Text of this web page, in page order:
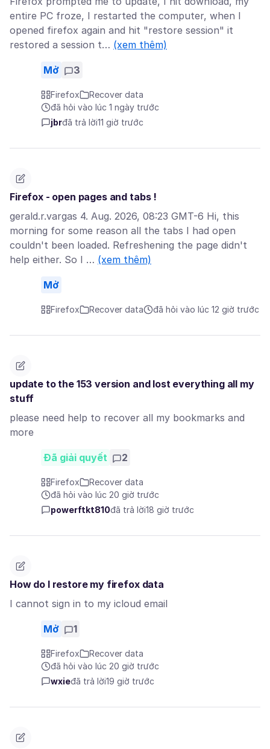
entire PC froze, I restarted the computer, when I
opened firefox again and hit "restore session" it
restored a session t… (xem thêm)
Mở 3
Firefox
Recover data
đã hỏi vào lúc 1 ngày trước
jbrđã trả lời11 giờ trước
Firefox - open pages and tabs !
gerald.r.vargas 4. Aug. 2026, 08:23 GMT-6 Hi, this
morning for some reason all the tabs I had open
couldn't been loaded. Refreshening the page didn't
help either. So I … (xem thêm)
Mở
Firefox Recover data đã hỏi vào lúc 12 giờ trước
update to the 153 version and lost everything all my
stuff
please need help to recover all my bookmarks and
more
Đã giải quyết 2
Firefox
Recover data
đã hỏi vào lúc 20 giờ trước
powerftkt810đã trả lời18 giờ trước
How do I restore my firefox data
I cannot sign in to my icloud email
Mở 1
Firefox
Recover data
đã hỏi vào lúc 20 giờ trước
wxieđã trả lời19 giờ trước